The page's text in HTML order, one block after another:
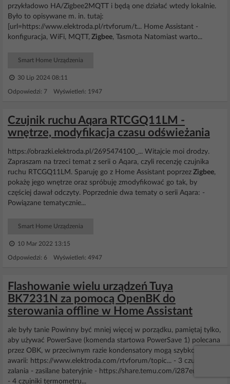
przykładowo HA/Zigbee2MQTT i będą one działać wtedy lokalnie.
Było to opisywane m. in. tutaj:
[url=https://www.elektroda.pl/rtvforum/t... Home Assistant -
konfiguracja, WiFi, MQTT, Zigbee, Tasmota Natomiast warto...
Smart Home Urządzenia
30 Lip 2024 08:11
Odpowiedzi: 7 Wyświetleń: 1947
Czujnik ruchu Aqara RTCGQ11LM -
wnętrze, modyfikacja czasu odświeżania
https://obrazki.elektroda.pl/2695474100_... Witajcie moi drodzy.
Zapraszam na trzeci temat z serii o Aqara, czyli recenzję czujnika
ruchu RTCGQ11LM. Sparuję go z Home Assistant poprzez Zigbee,
pokażę jego wnętrze oraz spróbuję zmodyfikować go tak, by
częściej dawał odczyty. Poprzednie dwa tematy o serii Aqara: -
Powiązane tematycznie...
Smart Home Urządzenia
10 Mar 2022 13:15
Odpowiedzi: 6 Wyświetleń: 4947
Flashowanie wielu urządzeń Tuya
BK7231N za pomocą OpenBK do
sterowania offline w Home Assistant
ale były tanie Powinny być mniej więcej w porządku, pamiętaj tylko,
aby używać PowerSave (komenda startowa PowerSave 1) polecana
przez OBK, w przeciwnym razie kondensatory mogą szybko ulec
awarii: https://www.elektroda.com/rtvforum/topic... - 3 czujniki
zalania - zasilane bateryjnie - https://share.temu.com/i287eu4yWaB
- 4 czujniki termometru...